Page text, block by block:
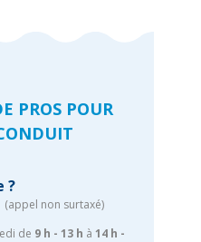
PROS POUR
?
(appel non surtaxé)
de 9 h - 13 h à 14 h -